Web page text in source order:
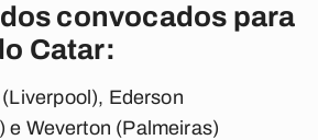
convocados para
Catar:
Ederson
e Weverton (Palmeiras)